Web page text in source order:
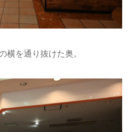
横を通り抜けた奥。